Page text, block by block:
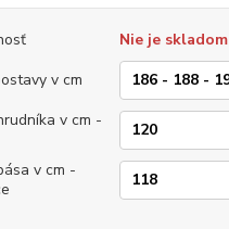
Nie je skladom
v cm
v cm -
v cm -